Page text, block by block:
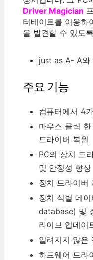
Driver Magician
터베이트를 이용하
을 발견할 수 있도
just as A- A와
주요 기능
컴퓨터에서 4
마우스 클릭
드라이버 복원
PC의 장치 드
및 안정성 향상
장치 드라이버
장치 식별 데
database) 및
라이브 업데이
알려지지 않은
하드웨어 드라